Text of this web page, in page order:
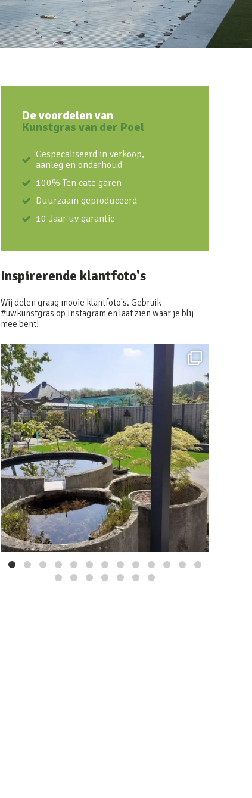
De voordelen van
Kunstgras van der Poel
Gespecaliseerd in verkoop,
aanleg en onderhoud
100% Ten cate garen
Duurzaam geproduceerd
10 Jaar uv garantie
Inspirerende klantfoto's
Wij delen graag mooie klantfoto's. Gebruik
#uwkunstgras op Instagram en laat zien waar je blij
mee bent!
Mei 3